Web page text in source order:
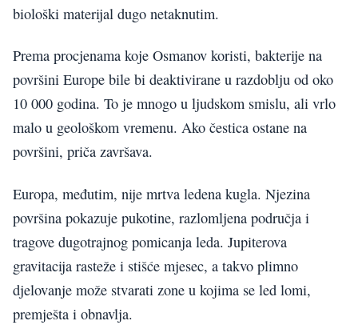
biološki materijal dugo netaknutim.
Prema procjenama koje Osmanov koristi, bakterije na
površini Europe bile bi deaktivirane u razdoblju od oko
10 000 godina. To je mnogo u ljudskom smislu, ali vrlo
malo u geološkom vremenu. Ako čestica ostane na
površini, priča završava.
Europa, međutim, nije mrtva ledena kugla. Njezina
površina pokazuje pukotine, razlomljena područja i
tragove dugotrajnog pomicanja leda. Jupiterova
gravitacija rasteže i stišće mjesec, a takvo plimno
djelovanje može stvarati zone u kojima se led lomi,
premješta i obnavlja.